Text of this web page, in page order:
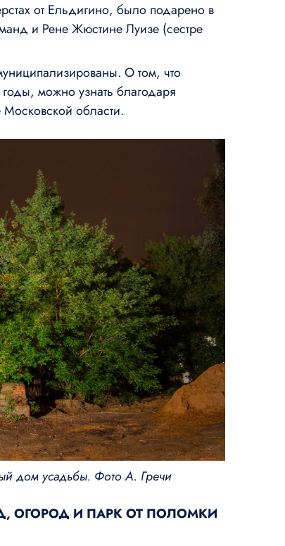
от Ельдигино, было подарено в
и Рене Жюстине Луизе (сестре
О том, что
можно узнать благодаря
области.
дом усадьбы. Фото А. Гречи
ОГОРОД И ПАРК ОТ ПОЛОМКИ